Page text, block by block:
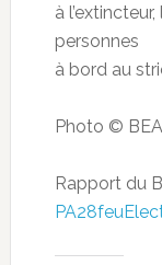
à
personnes
à bord au
Photo © BEA
Rapport du